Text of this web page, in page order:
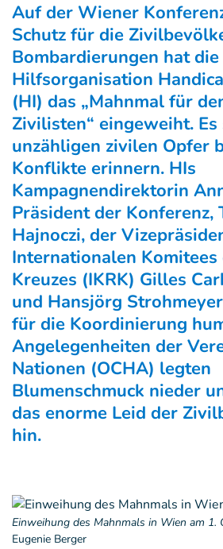
Auf der Wiener
Schutz für die
Bombardierungen hat die
Hilfsorganisation
(HI) das „Mahnmal für
Zivilisten“ eingeweiht.
unzähligen zivilen Opfer
Konflikte erinnern. HIs
Kampagnendirektorin
Präsident der Konferenz,
Hajnoczi, der
Internationalen Komitees
Kreuzes (IKRK) Gilles
und Hansjörg
für die Koordinierung
Angelegenheiten der
Nationen (OCHA) legten
Blumenschmuck nieder
das enorme Leid der
hin.
Einweihung des Mahnmals in Wien am 1.
Eugenie Berger